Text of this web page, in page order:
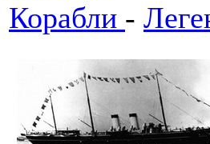
Корабли -